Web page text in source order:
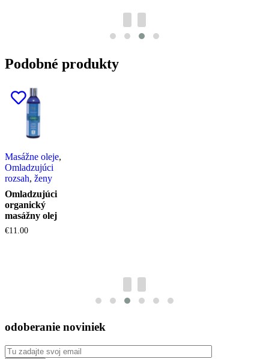
Podobné produkty
Masážne oleje,
Omladzujúci
rozsah, ženy
Omladzujúci
organický
masážny olej
€11.00
odoberanie noviniek